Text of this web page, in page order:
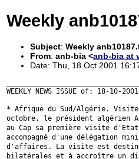
Informativa sulla privacy
Richieste di rimozione
Weekly
Subject: Weekly
From: anb-bia <anb-bia at
Date: Thu, 18 Oct 2001
WEEKLY NEWS ISSUE of: 18-10-
* Afrique du Sud/Algérie.
octobre, le président algérien
au Cap sa première visite
accompagné d'une délégation
d'affaires. La visite est
bilatérales et à accroître un